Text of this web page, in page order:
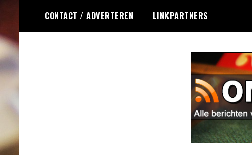
de
inhoud
CONTACT / ADVERTEREN LINKPARTNERS